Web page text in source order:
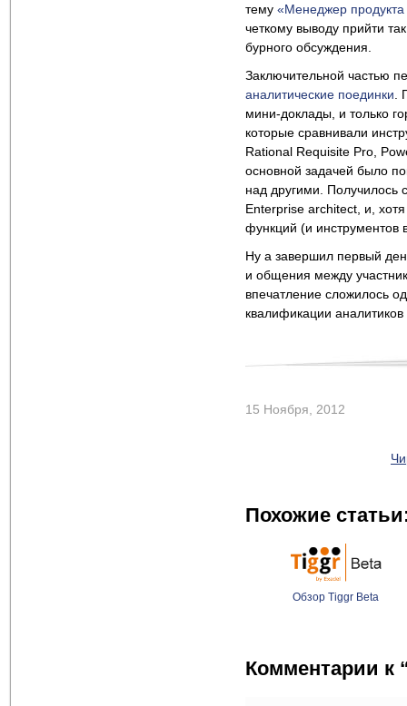
тему «Менеджер продукта
четкому выводу прийти
бурного обсуждения.
Заключительной частью
аналитические поединки
мини-доклады, и только
которые сравнивали
Rational Requisite Pro,
основной задачей было
над другими. Получилось
Enterprise architect, и,
функций (и инструментов
Ну а завершил первый
и общения между
впечатление сложилось
квалификации
15 Ноября, 2012
Похожие
Обзор Tiggr Beta
Комментарии к